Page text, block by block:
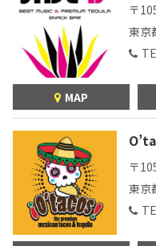
〒
東京
MAP
〒
東京